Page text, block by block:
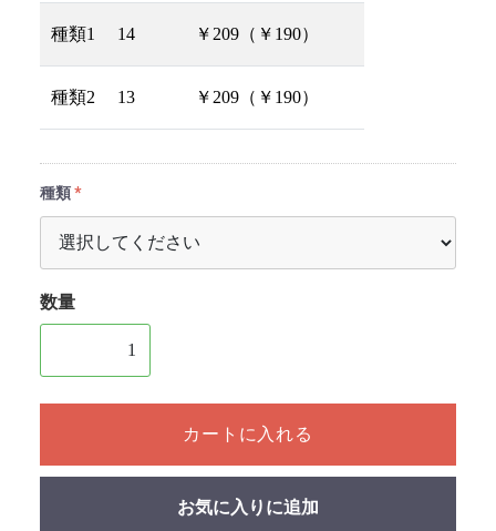
種類1 14 ￥209（￥190）
種類2 13 ￥209（￥190）
種類
数量
1個以上の数量を入力してください
カートに入れる
お気に入りに追加